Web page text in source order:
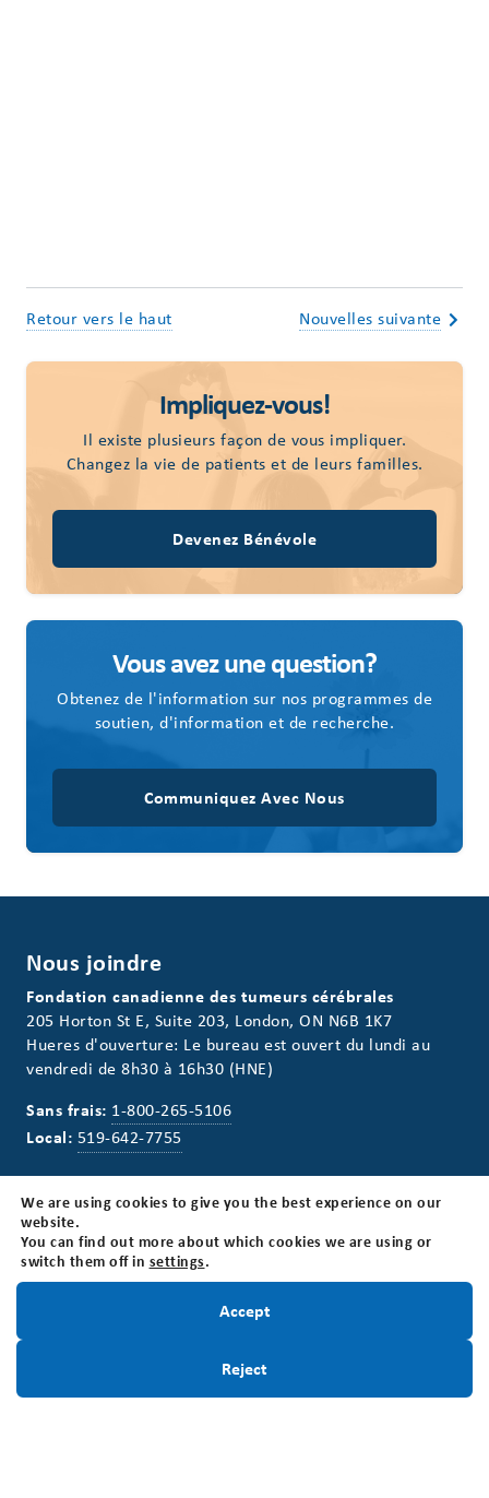
Retour vers le haut Nouvelles suivante
Impliquez-vous!
Il existe plusieurs façon de vous impliquer.
Changez la vie de patients et de leurs familles.
Devenez Bénévole
Vous avez une question?
Obtenez de l'information sur nos programmes de
soutien, d'information et de recherche.
Communiquez Avec Nous
Nous joindre
Fondation canadienne des tumeurs cérébrales
205 Horton St E, Suite 203, London, ON N6B 1K7
Hueres d'ouverture: Le bureau est ouvert du lundi au
vendredi de 8h30 à 16h30 (HNE)
Sans frais: 1-800-265-5106
Local: 519-642-7755
Numéro d'enregistrement d'organisme de
bienfaisance:
BN118816339RR0001
We are using cookies to give you the best experience on our
website.
You can find out more about which cookies we are using or
switch them off in settings.
Accept
Reject